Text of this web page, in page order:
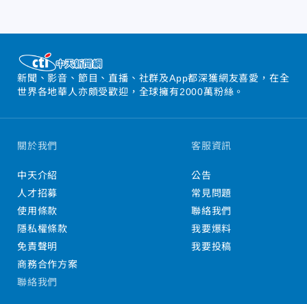
新聞、影音、節目、直播、社群及App都深獲網友喜愛，在全
世界各地華人亦頗受歡迎，全球擁有2000萬粉絲。
關於我們
中天介紹
人才招募
使用條款
隱私權條款
免責聲明
商務合作方案
客服資訊
公告
常見問題
聯絡我們
我要爆料
我要投稿
聯絡我們